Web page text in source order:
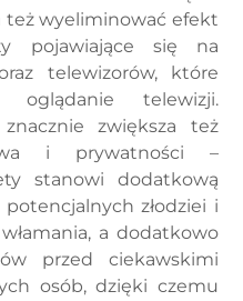
też wyeliminować efekt
pojawiające się na
telewizorów, które
telewizji.
zwiększa też
i prywatności –
stanowi dodatkową
złodziei i
a dodatkowo
przed ciekawskimi
osób, dzięki czemu